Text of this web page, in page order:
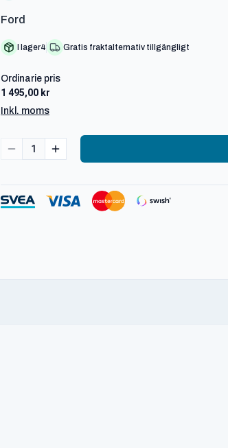
Ford
I lager4 Gratis fraktalternativ tillgängligt
Ordinarie pris
1 495,00 kr
Inkl. moms
1